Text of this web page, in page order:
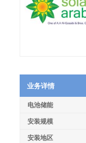
业务详情
电池储能
安装规模
安装地区